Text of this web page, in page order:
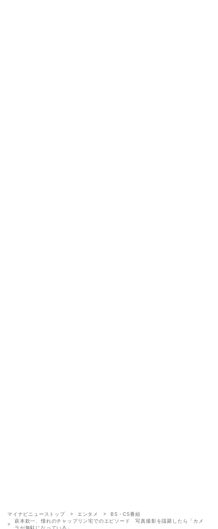
マイナビニューストップ エンタメ
BS・CS番組
萩本欽一、憧れのチャップリン宅でのエピソード 写真撮影を躊躇したら「カメ
ラが無駄になっている」